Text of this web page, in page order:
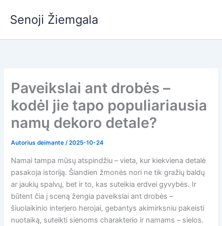
prieSenoji Žiemgala
Paveikslai ant drobės –
kodėl jie tapo populiariausia
namų dekoro detale?
Autorius deimante/2025-10-24
Namai tampa mūsų atspindžiu – vieta, kur kiekviena detalė
pasakoja istoriją. Šiandien žmonės nori ne tik gražių baldų
ar jaukių spalvų, bet ir to, kas suteikia erdvei gyvybės. Ir
būtent čia į sceną žengia paveikslai ant drobės –
šiuolaikinio interjero herojai, gebantys akimirksniu pakeisti
nuotaiką, suteikti sienoms charakterio ir namams – sielos.